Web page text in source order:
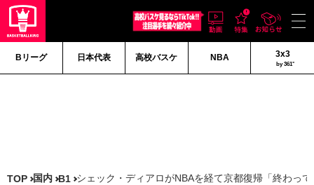
Bリーグ 日本代表 高校バスケ NBA 3x3
by 361°
TOP 国内 B1 シェック・ディアロがNBAを経て京都復帰「終わっ